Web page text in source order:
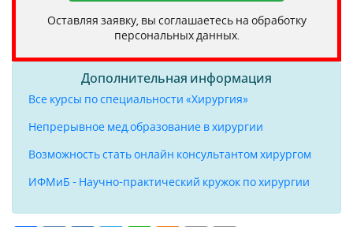
Оставляя заявку, вы соглашаетесь на обработку
персональных данных.
Дополнительная информация
Все курсы по специальности «Хирургия»
Непрерывное мед.образование в хирургии
Возможность стать онлайн консультантом хирургом
ИФМиБ - Научно-практический кружок по хирургии